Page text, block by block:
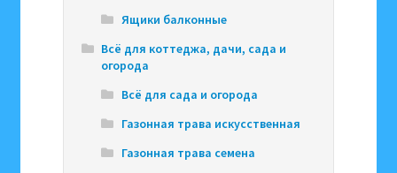
Ящики балконные
Всё для коттеджа, дачи, сада и
огорода
Всё для сада и огорода
Газонная трава искусственная
Газонная трава семена